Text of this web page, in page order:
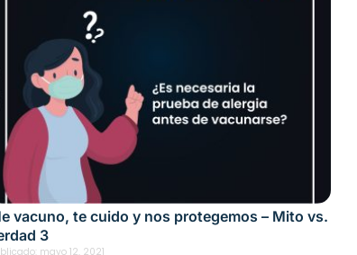
vacuno, te cuido y nos protegemos – Mito vs.
3
mayo 12, 2021